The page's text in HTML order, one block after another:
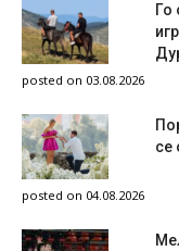
Го
posted on 03.08.2026
се
posted on 04.08.2026